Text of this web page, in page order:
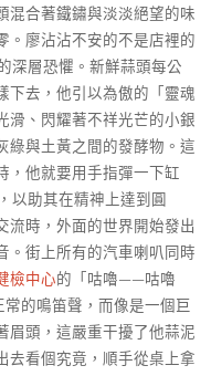
混合著鐵鏽與淡淡絕望的味
。廖沾沾不安的不是店裡的
深層恐懼。新鮮蒜頭每公
下去，他引以為傲的「靈魂
滑、閃耀著不祥光芒的小銀
綠與土黃之間的發酵物。這
，他就要用手指彈一下缸
以助其在精神上達到圓
流時，外面的世界開始發出
。街上所有的汽車喇叭同時
檢中心的「咕嚕——咕嚕
的鳴笛聲，而像是一個巨
眉頭，這嚴重干擾了他蒜泥
去看個究竟，順手從桌上拿